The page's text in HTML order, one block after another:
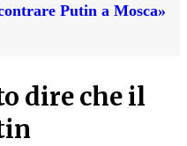
Putin a Mosca»
dire che il